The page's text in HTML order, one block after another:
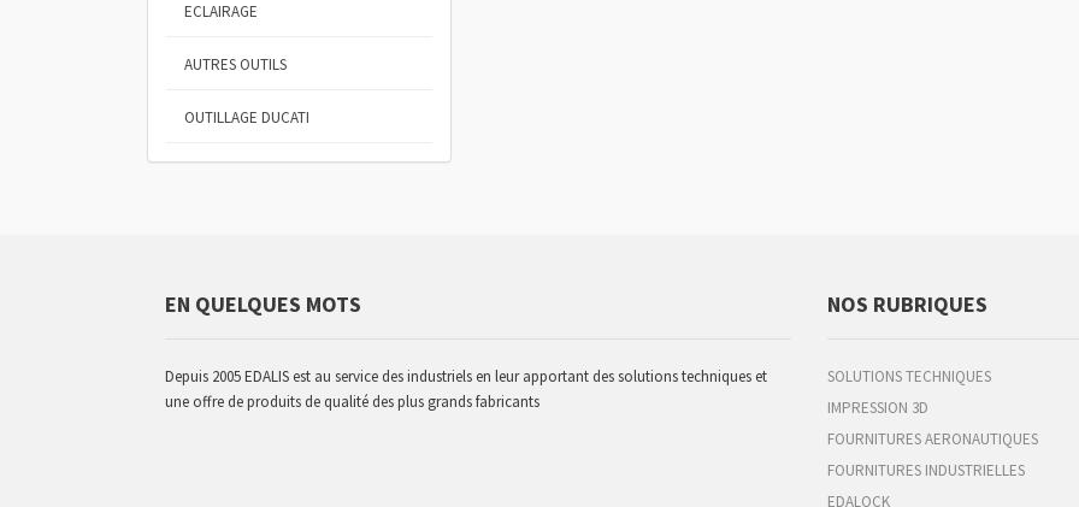
ECLAIRAGE
AUTRES OUTILS
OUTILLAGE DUCATI
EN QUELQUES MOTS
Depuis 2005 EDALIS est au service des industriels en leur apportant des solutions techniques et
une offre de produits de qualité des plus grands fabricants
NOS RUBRIQUES
SOLUTIONS TECHNIQUES
IMPRESSION 3D
FOURNITURES AERONAUTIQUES
FOURNITURES INDUSTRIELLES
EDALOCK